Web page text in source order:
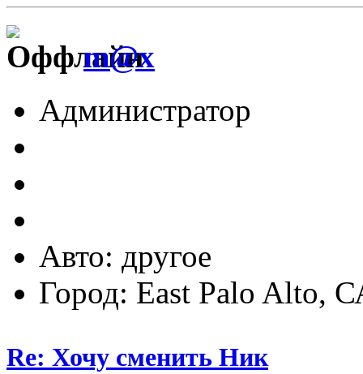
m@x
Администратор
Авто: другое
Город: East Palo Alto,
Re: Хочу сменить Ник